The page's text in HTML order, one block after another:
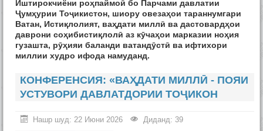
Иштирокчиёни роҳпаймоӣ бо Парчами давлатии
Ҷумҳурии Тоҷикистон, шиору овезаҳои тараннумгари
Ватан, Истиқлолият, ваҳдати миллӣ ва дастовардҳои
даврони соҳибистиқлолӣ аз кӯчаҳои марказии ноҳия
гузашта, рӯҳияи баланди ватандӯстӣ ва ифтихори
миллии худро ифода намуданд.
КОНФЕРЕНСИЯ: «ВАҲДАТИ МИЛЛӢ - ПОЯИ
УСТУВОРИ ДАВЛАТДОРИИ ТОҶИКОН
Нашр шуд: 22 Июни 2026 Диданд: 39